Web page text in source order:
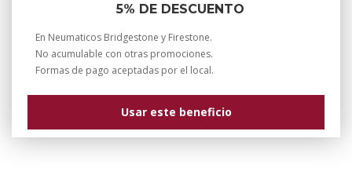
5% DE DESCUENTO
En Neumaticos Bridgestone y Firestone.
No acumulable con otras promociones.
Formas de pago aceptadas por el local.
Usar este beneficio